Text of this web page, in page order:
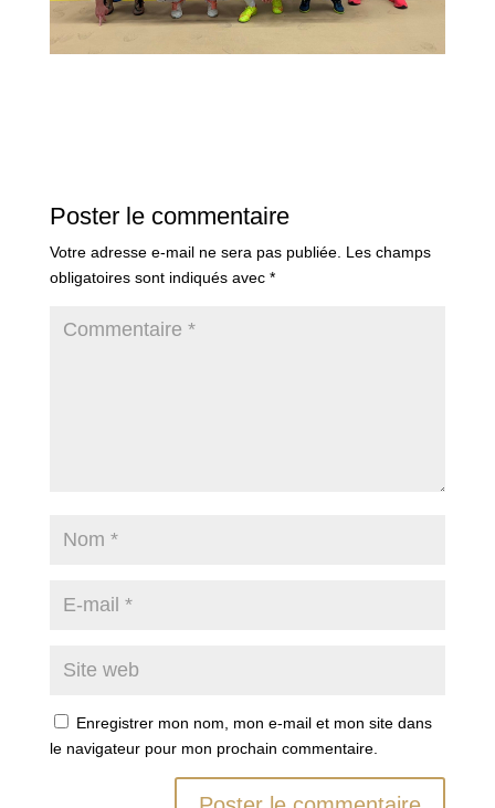
Poster le commentaire
Votre adresse e-mail ne sera pas publiée. Les champs
obligatoires sont indiqués avec *
Enregistrer mon nom, mon e-mail et mon site dans
le navigateur pour mon prochain commentaire.